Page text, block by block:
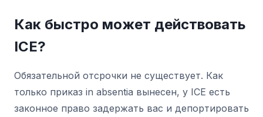
Как быстро может действовать
ICE?
Обязательной отсрочки не существует. Как
только приказ in absentia вынесен, у ICE есть
законное право задержать вас и депортировать